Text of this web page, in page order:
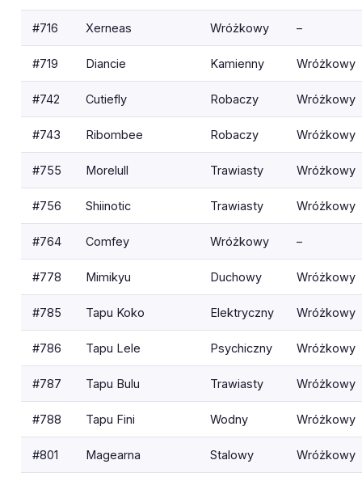
#716 Xerneas Wróżkowy –
#719 Diancie Kamienny Wróżkowy
#742 Cutiefly Robaczy Wróżkowy
#743 Ribombee Robaczy Wróżkowy
#755 Morelull Trawiasty Wróżkowy
#756 Shiinotic Trawiasty Wróżkowy
#764 Comfey Wróżkowy –
#778 Mimikyu Duchowy Wróżkowy
#785 Tapu Koko Elektryczny Wróżkowy
#786 Tapu Lele Psychiczny Wróżkowy
#787 Tapu Bulu Trawiasty Wróżkowy
#788 Tapu Fini Wodny Wróżkowy
#801 Magearna Stalowy Wróżkowy